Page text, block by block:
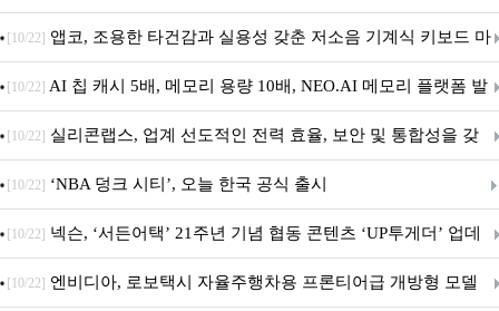
특집(1-4편)
[10/22] 앱코, 조용한 타건감과 실용성 갖춘 저소음 기계식 키보드 마
우스 세트 'KM580' 출시
[10/22] AI 칩 캐시 5배, 메모리 용량 10배, NEO.AI 메모리 플랫폼 발
표
[10/22] 실리콘랩스, 업계 선도적인 전력 효율, 보안 및 통합성을 갖
춘 초저전력 블루투스 LE SoC ‘BG2B’ 공개
[10/22] ‘NBA 덩크 시티’, 오늘 한국 공식 출시
[10/22] 넥슨, ‘서든어택’ 21주년 기념 협동 콘텐츠 ‘UP투게더’ 업데
이트
[10/22] 엔비디아, 로보택시 자율주행차용 프론티어급 개방형 모델